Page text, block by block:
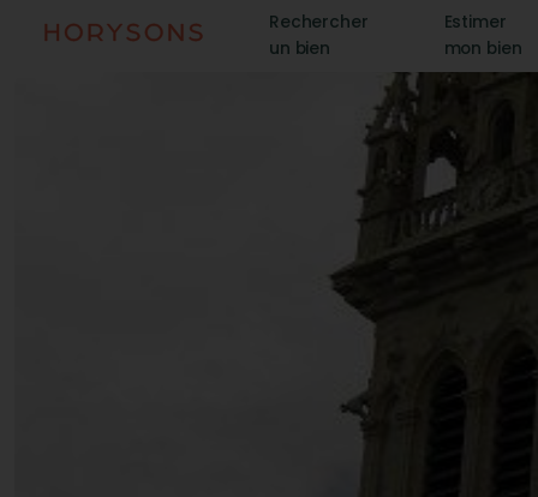
Rechercher
un bien
Estimer
mon bien